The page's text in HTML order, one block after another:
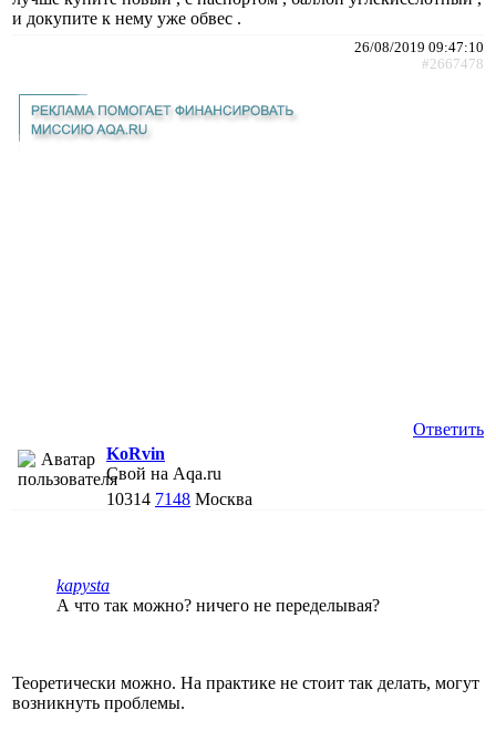
и докупите к нему уже обвес .
26/08/2019 09:47:10
#2667478
Ответить
KoRvin
Свой на Aqa.ru
10314 7148 Москва
kapysta
А что так можно? ничего не переделывая?
Теоретически можно. На практике не стоит так делать, могут
возникнуть проблемы.